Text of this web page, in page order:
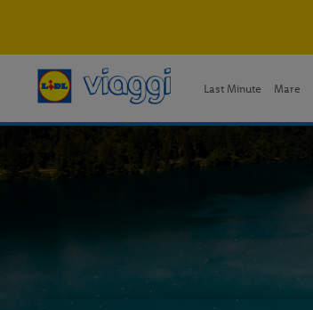
Last Minute Mare